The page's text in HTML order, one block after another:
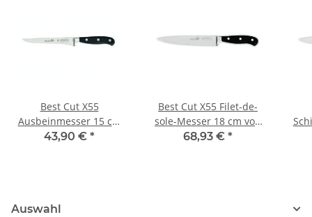
Best Cut X55
Ausbeinmesser 15 cm
von Giesser
43,90 € *
Best Cut X55 Filet-de-
sole-Messer 18 cm von
Giesser
68,93 € *
Auswahl